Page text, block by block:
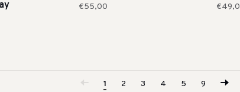
slangen
€55,00
1 2 3 4 5 9